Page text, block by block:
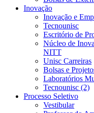
Inovação
Inovação e
Tecnounisc
Escritório de
Núcleo de
NITT
Unisc Carreiras
Bolsas e
Laboratórios
Tecnounisc (2)
Processo Seletivo
Vestibular